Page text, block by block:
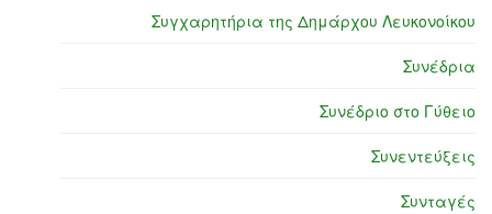
Συγχαρητήρια της Δημάρχου Λευκονοίκου
Συνέδρια
Συνέδριο στο Γύθειο
Συνεντεύξεις
Συνταγές